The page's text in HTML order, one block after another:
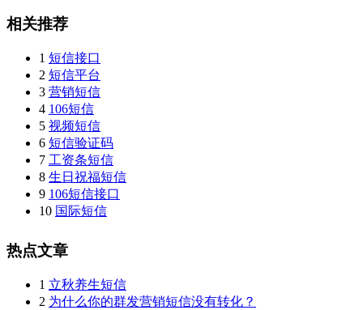
相关推荐
1 短信接口
2 短信平台
3 营销短信
4 106短信
5 视频短信
6 短信验证码
7 工资条短信
8 生日祝福短信
9 106短信接口
10 国际短信
热点文章
1 立秋养生短信
2 为什么你的群发营销短信没有转化？